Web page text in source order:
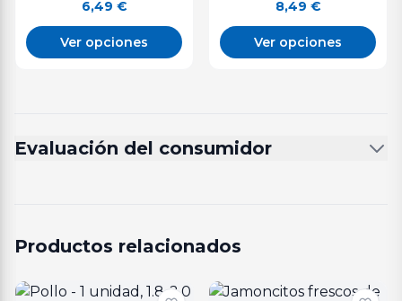
6,49 €
Ver opciones
8,49 €
Ver opciones
Evaluación del consumidor
Productos relacionados